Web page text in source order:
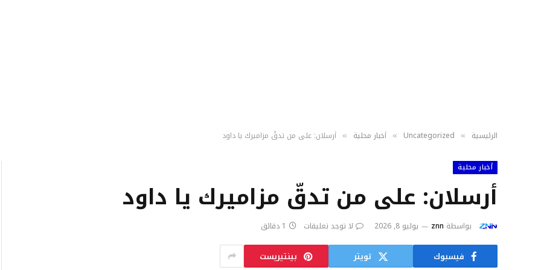
الرئيسية »
Uncategorized
» أخبار محلية » أرسلان: على من تدقّ مزاميرك يا داود
أخبار محلية
أرسلان: على من تدقّ مزاميرك يا داود
بواسطة znn يوليو 8, 2026 لا توجد تعليقات 1 دقائق
فيسبوك تويتر بينتيريست